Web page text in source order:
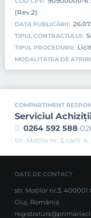
(Rev.2)
DATA PUBLICĂRII:
TIPUL CONTRACTULUI:
TIPUL PROCEDURII:
MODALITATEA DE
COMPARTIMENT
Serviciul
0264 592 588
Str. Moţilor nr. 3, cam. 4,
DATE DE CONTACT
str. Moților nr.3, 400001
Cluj, România